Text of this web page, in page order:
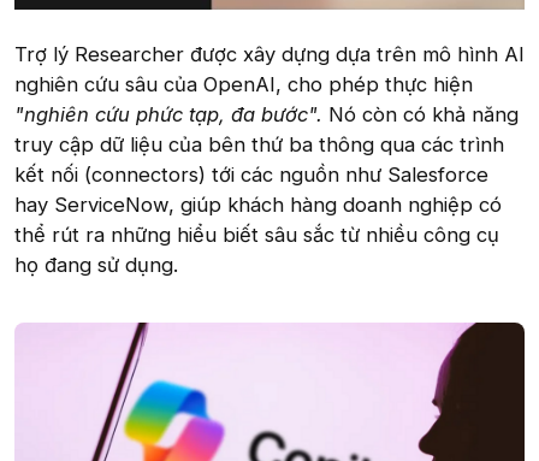
Trợ lý Researcher được xây dựng dựa trên mô hình AI
nghiên cứu sâu của OpenAI, cho phép thực hiện
"nghiên cứu phức tạp, đa bước". Nó còn có khả năng
truy cập dữ liệu của bên thứ ba thông qua các trình
kết nối (connectors) tới các nguồn như Salesforce
hay ServiceNow, giúp khách hàng doanh nghiệp có
thể rút ra những hiểu biết sâu sắc từ nhiều công cụ
họ đang sử dụng.